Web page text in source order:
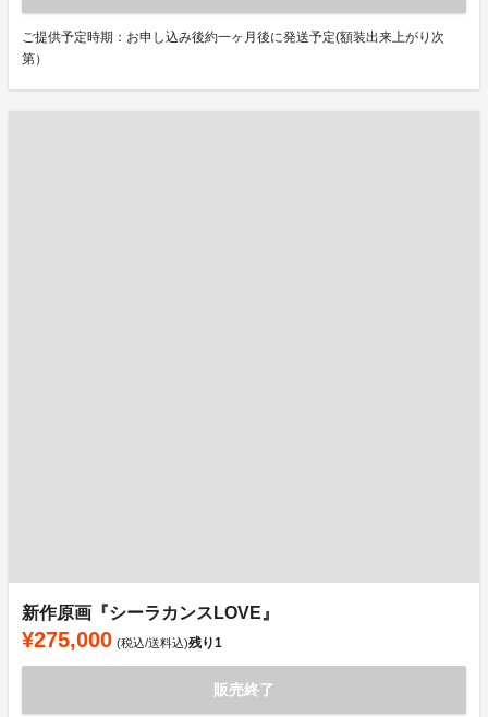
ご提供予定時期：お申し込み後約一ヶ月後に発送予定(額装出来上がり次
第）
新作原画『シーラカンスLOVE』
¥275,000 (税込/送料込)残り1
販売終了